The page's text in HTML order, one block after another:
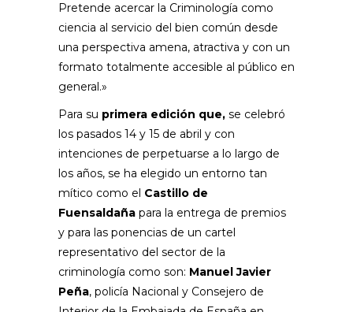
Pretende acercar la Criminología como
ciencia al servicio del bien común desde
una perspectiva amena, atractiva y con un
formato totalmente accesible al público en
general.»
Para su primera edición que, se celebró
los pasados 14 y 15 de abril y con
intenciones de perpetuarse a lo largo de
los años, se ha elegido un entorno tan
mítico como el Castillo de
Fuensaldaña para la entrega de premios
y para las ponencias de un cartel
representativo del sector de la
criminología como son: Manuel Javier
Peña, policía Nacional y Consejero de